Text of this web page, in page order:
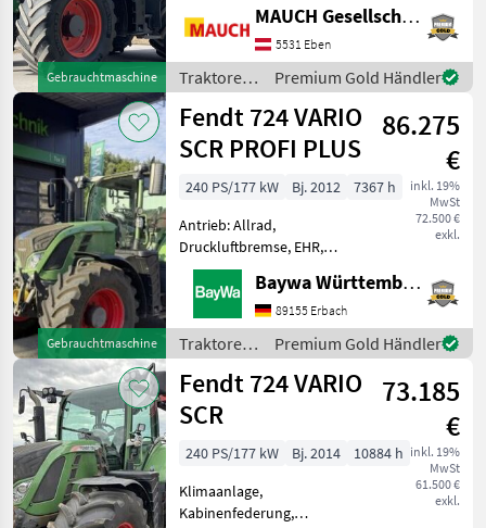
Traktoren
Standard
Traktoren
724
Vario
Scr
KATEGORIE
WÄHLEN
Fendt
John Deere
New Holland
Steyr
Claas
Massey Ferguson
Gebrauchtmaschine
automatisch, Oberlenker
hinten: mechanisch,
Bolzengröße
Anhängevorrichtung (mm):
38mm,
Höchstgeschwindigkeit in
km
MAUCH Gesellschaft m.b.H. & Co.KG, Eben
5531 Eben
Traktoren
/ Fendt
Premium Gold Händler
Gebrauchtmaschine
Fendt 724 VARIO
SCR PROFI PLUS
86.275
€
inkl. 19%
MwSt
72.500 €
exkl.
240 PS/177 kW Bj. 2012
7367 h
Antrieb: Allrad,
Druckluftbremse, EHR,
Frontzapfwelle, gefederte
Vorderachse,
Höchstgeschwindigkeit in
km/h: 50 km/h, Kriechgang,
Luftsitz, Fronthydraulik Die
Maschine steht
Baywa Württemberg
89155 Erbach
Traktoren
/ Fendt
Premium Gold Händler
Fendt 724 VARIO
SCR
73.185
€
inkl. 19%
MwSt
61.500 €
exkl.
240 PS/177 kW Bj. 2014
10884 h
Klimaanlage,
Kabinenfederung,